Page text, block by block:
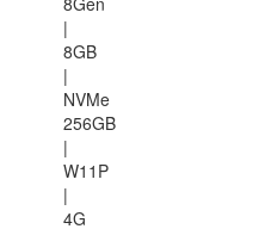
|
8GB
|
NVMe
256GB
|
W11P
|
4G